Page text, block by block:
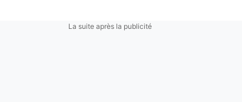
La suite après la publicité